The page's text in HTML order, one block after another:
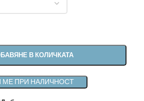
В КОЛИЧКАТА
ПРИ НАЛИЧНОСТ